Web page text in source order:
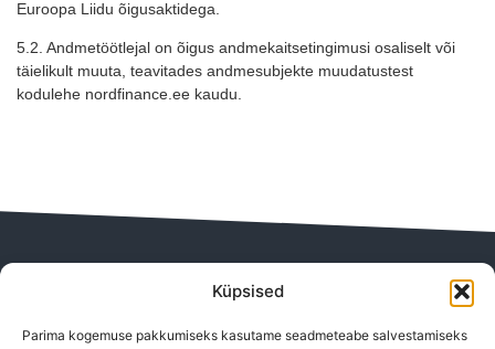
Küpsised
Parima kogemuse pakkumiseks kasutame seadmeteabe salvestamiseks
Euroopa Liidu õigusaktidega.
5.2. Andmetöötlejal on õigus andmekaitsetingimusi osaliselt või
täielikult muuta, teavitades andmesubjekte muudatustest
kodulehe nordfinance.ee kaudu.
Contact us